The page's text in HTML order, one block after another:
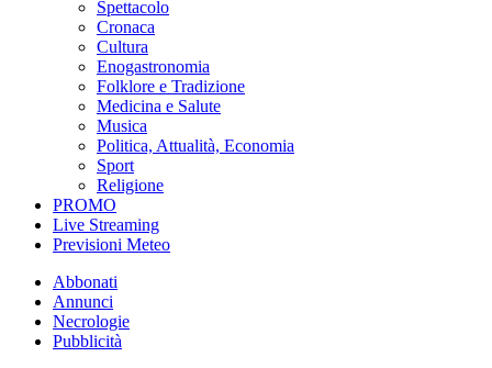
Spettacolo
Cronaca
Cultura
Enogastronomia
Folklore e Tradizione
Medicina e Salute
Musica
Politica, Attualità, Economia
Sport
Religione
PROMO
Live Streaming
Previsioni Meteo
Abbonati
Annunci
Necrologie
Pubblicità